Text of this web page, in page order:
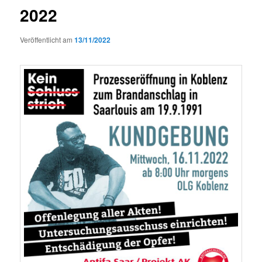
2022
Veröffentlicht am13/11/2022